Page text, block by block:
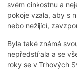
svém cinkostnu a
pokoje vzala, aby s
nebo nežijící,
Byla také známá
nepředstírala a se
roky se v Trhových